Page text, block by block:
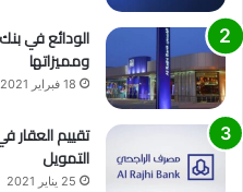
الودائع في
ومميزاتها
18 فبراير 2021
تقييم
التمويل
25 يناير 2021